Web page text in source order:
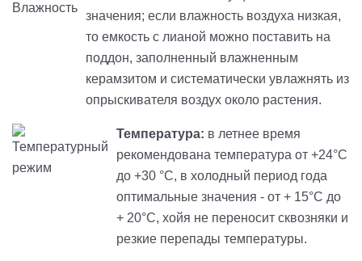
значения; если влажность воздуха низкая,
то емкость с лианой можно поставить на
поддон, заполненный влажненным
керамзитом и систематически увлажнять из
опрыскивателя воздух около растения.
Температура: в летнее время
рекомендована температура от +24°С
до +30 °С, в холодный период года
оптимальные значения - от + 15°С до
+ 20°С, хойя не переносит сквозняки и
резкие перепады температуры.